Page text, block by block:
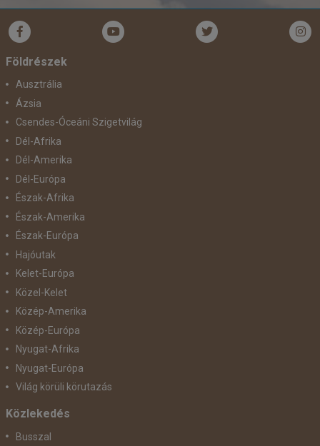
Földrészek
Ausztrália
Ázsia
Csendes-Óceáni Szigetvilág
Dél-Afrika
Dél-Amerika
Dél-Európa
Észak-Afrika
Észak-Amerika
Észak-Európa
Hajóutak
Kelet-Európa
Közel-Kelet
Közép-Amerika
Közép-Európa
Nyugat-Afrika
Nyugat-Európa
Világ körüli körutazás
Közlekedés
Busszal